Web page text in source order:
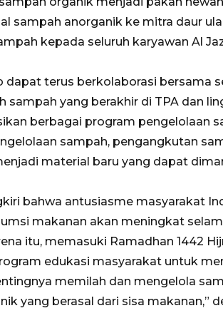
sampah anorganik ke mitra daur
kepada seluruh karyawan Al
dapat terus berkolaborasi bersama
sampah yang berakhir di TPA dan
berbagai program pengelolaan
sampah, pengangkutan
material baru yang dapat
bahwa antusiasme masyarakat
makanan akan meningkat
itu, memasuki Ramadhan 1442
edukasi masyarakat untuk
memilah dan mengelola
yang berasal dari sisa makanan,”